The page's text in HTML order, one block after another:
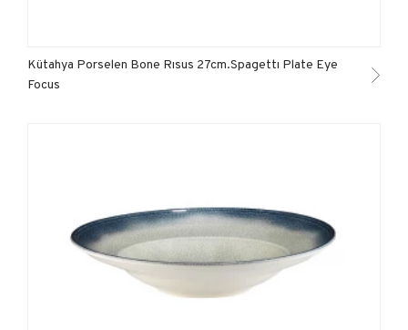
Kütahya Porselen Bone Rısus 27cm.Spagettı Plate Eye
Focus